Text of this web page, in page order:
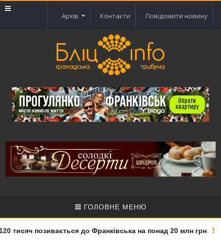
Архів Контакти Повідомити новину
ГОЛОВНЕ МЕНЮ
тисяч позивається до Франківська на понад 20 млн грн